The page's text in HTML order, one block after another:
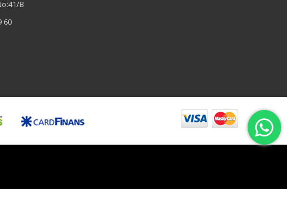
B
60